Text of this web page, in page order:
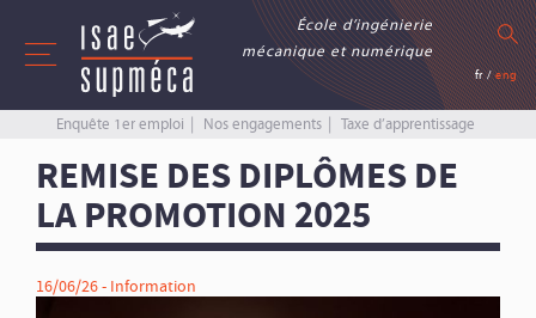
École d’ingénierie
mécanique et numérique
fr / eng
Enquête 1er emploi Nos engagements Taxe d’apprentissage
REMISE DES DIPLÔMES DE
LA PROMOTION 2025
16/06/26 - Information